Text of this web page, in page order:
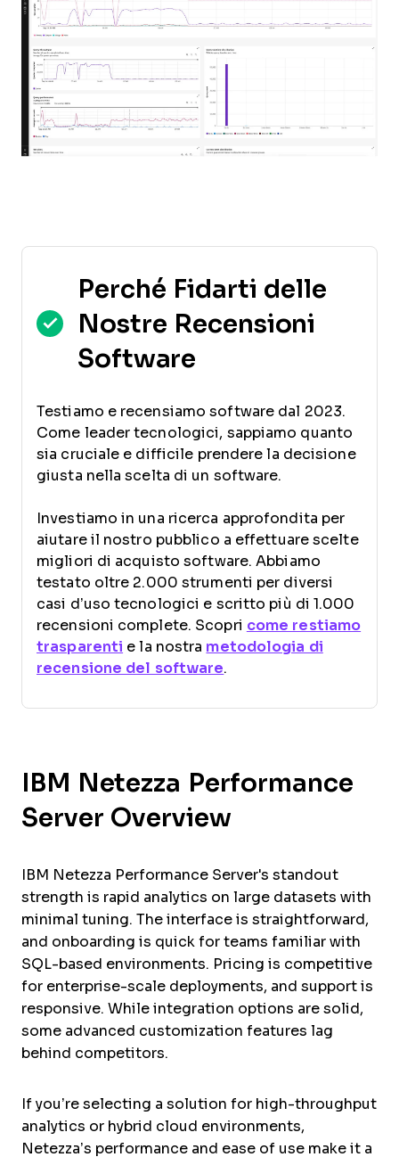
Perché Fidarti delle
Nostre Recensioni
Software
Testiamo e recensiamo software dal 2023.
Come leader tecnologici, sappiamo quanto
sia cruciale e difficile prendere la decisione
giusta nella scelta di un software.
Investiamo in una ricerca approfondita per
aiutare il nostro pubblico a effettuare scelte
migliori di acquisto software. Abbiamo
testato oltre 2.000 strumenti per diversi
casi d’uso tecnologici e scritto più di 1.000
recensioni complete. Scopri come restiamo
trasparenti e la nostra metodologia di
recensione del software.
IBM Netezza Performance
Server Overview
IBM Netezza Performance Server's standout
strength is rapid analytics on large datasets with
minimal tuning. The interface is straightforward,
and onboarding is quick for teams familiar with
SQL-based environments. Pricing is competitive
for enterprise-scale deployments, and support is
responsive. While integration options are solid,
some advanced customization features lag
behind competitors.
If you’re selecting a solution for high-throughput
analytics or hybrid cloud environments,
Netezza’s performance and ease of use make it a